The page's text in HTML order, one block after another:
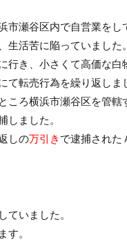
瀬谷区内で自営業をし
生活苦に陥っていました。
行き、小さくて高価な白
て転売行為を繰り返しま
ころ横浜市瀬谷区を管轄
しました。
しの万引き で逮捕された
ていました。
す。